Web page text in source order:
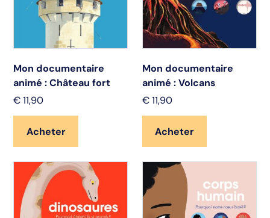
Mon documentaire
animé : Château fort
€ 11,90
Acheter
Mon documentaire
animé : Volcans
€ 11,90
Acheter